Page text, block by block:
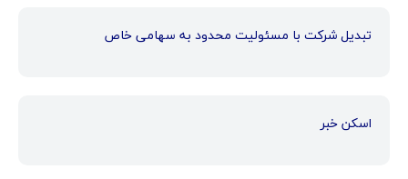
تبدیل شرکت با مسئولیت محدود به سهامی خاص
اسکن خبر